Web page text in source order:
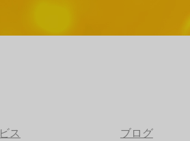
ス
ブログ